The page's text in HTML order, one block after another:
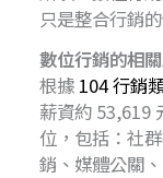
只是整合行銷
數位行銷的相
根據 104 行銷
薪資約 53,619
位，包括：社
銷、媒體公關